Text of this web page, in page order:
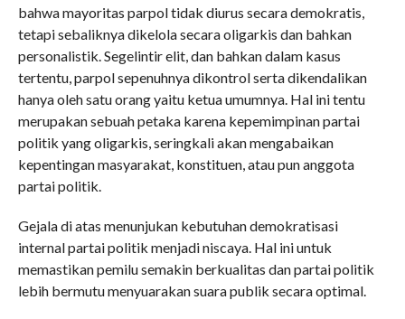
bahwa mayoritas parpol tidak diurus secara demokratis,
tetapi sebaliknya dikelola secara oligarkis dan bahkan
personalistik. Segelintir elit, dan bahkan dalam kasus
tertentu, parpol sepenuhnya dikontrol serta dikendalikan
hanya oleh satu orang yaitu ketua umumnya. Hal ini tentu
merupakan sebuah petaka karena kepemimpinan partai
politik yang oligarkis, seringkali akan mengabaikan
kepentingan masyarakat, konstituen, atau pun anggota
partai politik.
Gejala di atas menunjukan kebutuhan demokratisasi
internal partai politik menjadi niscaya. Hal ini untuk
memastikan pemilu semakin berkualitas dan partai politik
lebih bermutu menyuarakan suara publik secara optimal.